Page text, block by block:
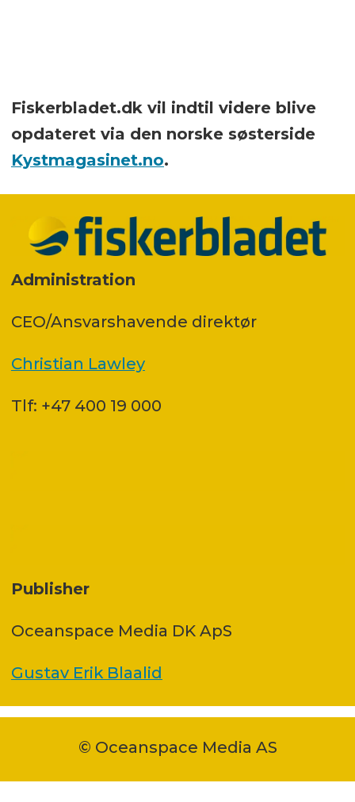
Fiskerbladet.dk vil indtil videre blive
opdateret via den norske søsterside
Kystmagasinet.no.
Administration
CEO/Ansvarshavende direktør
Christian Lawley
Tlf: +47 400 19 000
Publisher
Oceanspace Media DK ApS
Gustav Erik Blaalid
© Oceanspace Media AS